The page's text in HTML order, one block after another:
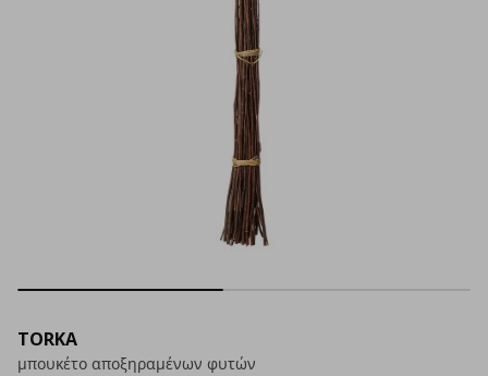
TORKA
μπουκέτο αποξηραμένων φυτών